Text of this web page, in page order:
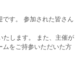
です。 参加された皆さん
たします。 また、主催が
ムをご持参いただいた方